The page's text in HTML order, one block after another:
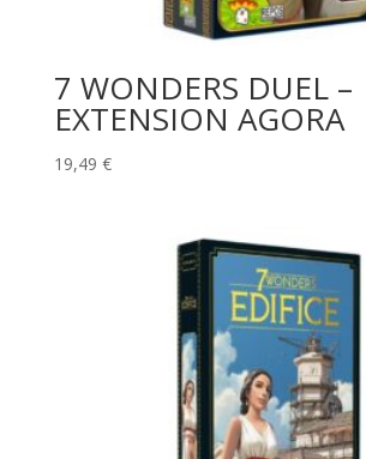
7 WONDERS DUEL –
EXTENSION AGORA
19,49 €